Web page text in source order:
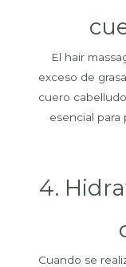
El hair
exceso de
cuero
esencial para
4.
Cuando se